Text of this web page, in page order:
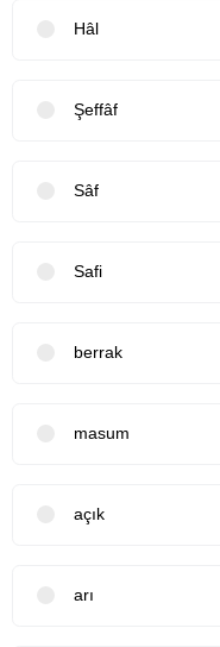
Hâl
Şeffâf
Sâf
Safi
berrak
masum
açık
arı